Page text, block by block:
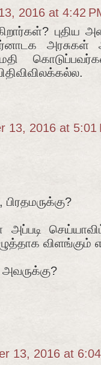
2016 at 4:42
புதிய
அரசுகள்
13, 2016 at 5:01
விளங்கும்
13, 2016 at